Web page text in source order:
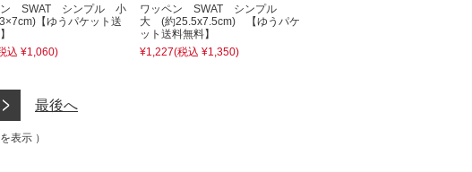
ン SWAT シンプル 小
【ゆうパケット送
込 ¥1,060)
ワッペン SWAT シンプル
大 (約25.5x7.5cm) 【ゆうパケ
ット送料無料】
¥1,227(税込 ¥1,350)
表示
最後へ